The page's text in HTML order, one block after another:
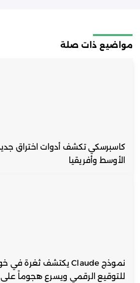
مواضيع ذات صلة
كاسبرسكي تكشف أدوات اختراق
الأوسط وأفريقيا
للتوقيع الرقمي ويسرع هجوماً على AES